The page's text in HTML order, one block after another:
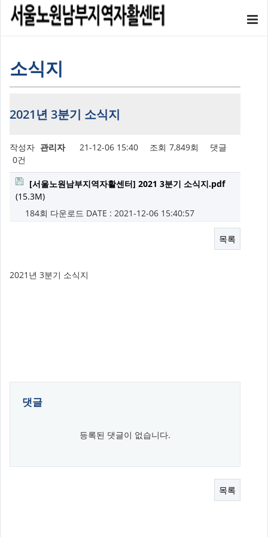
소식지
2021년 3분기 소식지
작성자 관리자 21-12-06 15:40 조회 7,849회
댓글
0건
[서울노원남부지역자활센터] 2021 3분기 소식지.pdf
(15.3M)
184회 다운로드 DATE : 2021-12-06 15:40:57
목록
2021년 3분기 소식지
댓글
등록된 댓글이 없습니다.
목록